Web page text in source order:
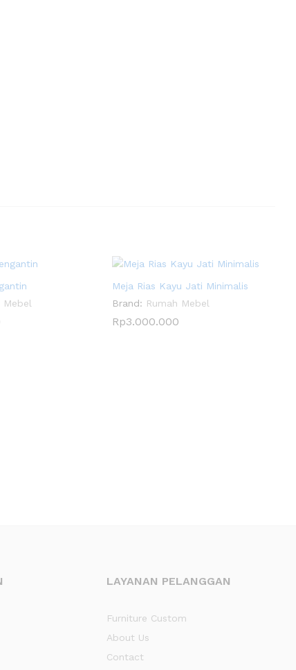
Mebel
Meja Rias Kayu Jati Minimalis
Brand: Rumah Mebel
Rp3.000.000
LAYANAN PELANGGAN
Furniture Custom
About Us
Contact